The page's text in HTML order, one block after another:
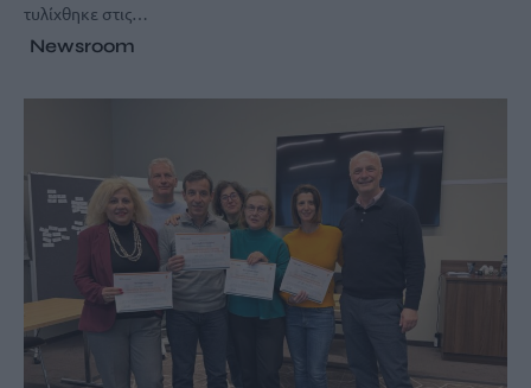
τυλίχθηκε στις…
Newsroom